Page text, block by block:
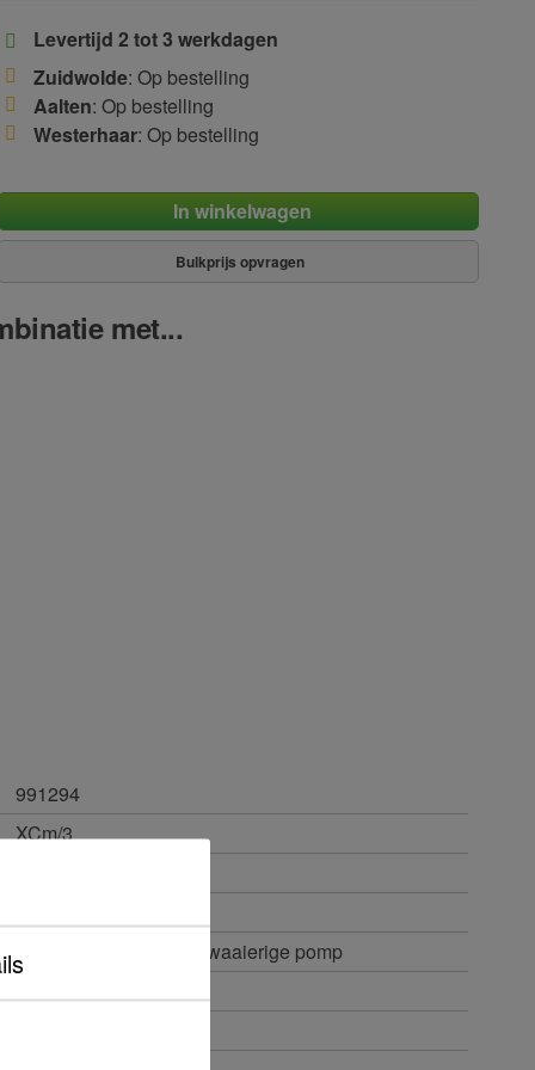
aan de Europese standaarden (CE).
Levertijd 2 tot 3 werkdagen
Zuidwolde: Op bestelling
Aalten: Op bestelling
Westerhaar: Op bestelling
In winkelwagen
Bulkprijs opvragen
met...
991294
XCm/3
Zelfaanzuigende meerwaaierige pomp